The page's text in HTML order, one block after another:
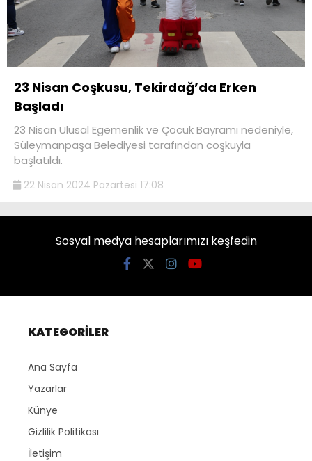
23 Nisan Coşkusu, Tekirdağ’da Erken
Başladı
23 Nisan Ulusal Egemenlik ve Çocuk Bayramı nedeniyle,
Süleymanpaşa Belediyesi tarafından coşkuyla
başlatıldı.
22 Nisan 2024 Pazartesi 17:08
Sosyal medya hesaplarımızı keşfedin
KATEGORİLER
Ana Sayfa
Yazarlar
Künye
Gizlilik Politikası
İletişim